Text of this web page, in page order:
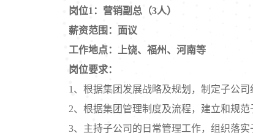
岗位1 ： 营销副总 （3人）
薪资范围：面议
工作地点：上饶、福州、河南等
岗位要求：
1、根据集团发展战略及规划，制定子公
2、根据集团管理制度及流程，建立和规
3、主持子公司的日常管理工作，组织落